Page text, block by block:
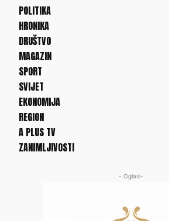
POLITIKA
HRONIKA
DRUŠTVO
MAGAZIN
SPORT
SVIJET
EKONOMIJA
REGION
A PLUS TV
ZANIMLJIVOSTI
- Oglasi-